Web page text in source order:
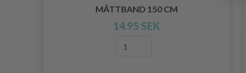
MÅTTBAND 150 CM
14.95 SEK